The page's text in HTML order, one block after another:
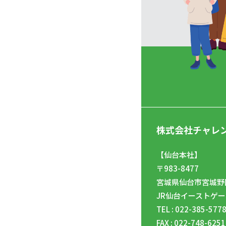
株式会社チャレ
【仙台本社】
〒983-8477
宮城県仙台市宮城
JR仙台イーストゲ
TEL : 022-385-5778
FAX : 022-748-6251